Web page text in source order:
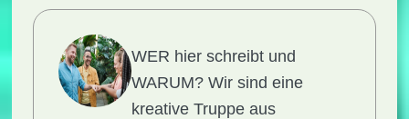
WER hier schreibt und
WARUM?Wir sind eine
kreative Truppe aus